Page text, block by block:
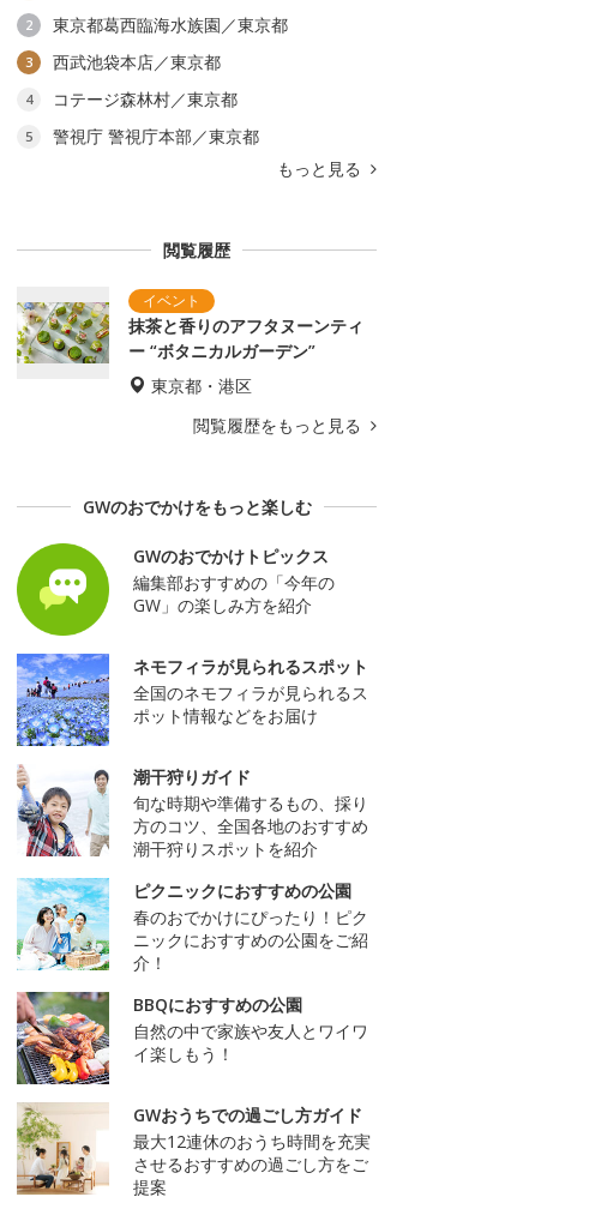
2 東京都葛西臨海水族園／東京都
3 西武池袋本店／東京都
4 コテージ森林村／東京都
5
警視庁 警視庁本部／東京都
もっと見る
閲覧履歴
抹茶と香りのアフタヌーンティ
ー “ボタニカルガーデン”
東京都・港区
閲覧履歴をもっと見る
GWのおでかけをもっと楽しむ
GWのおでかけトピックス
編集部おすすめの「今年の
GW」の楽しみ方を紹介
ネモフィラが見られるスポット
全国のネモフィラが見られるス
ポット情報などをお届け
潮干狩りガイド
旬な時期や準備するもの、採り
方のコツ、全国各地のおすすめ
潮干狩りスポットを紹介
ピクニックにおすすめの公園
春のおでかけにぴったり！ピク
ニックにおすすめの公園をご紹
介！
BBQにおすすめの公園
自然の中で家族や友人とワイワ
イ楽しもう！
GWおうちでの過ごし方ガイド
最大12連休のおうち時間を充実
させるおすすめの過ごし方をご
提案